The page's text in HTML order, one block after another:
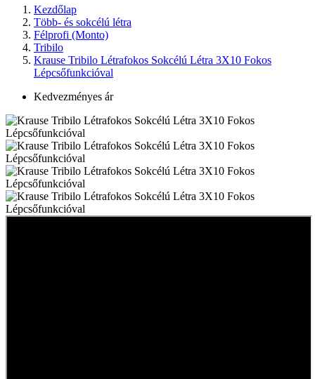
Kezdőlap
Több- és sokcélú létra
Félprofi (Monto)
Tribilo
Krause Tribilo Létrafokos Sokcélú Létra 3X10 Fokos
Lépcsőfunkcióval
Kedvezményes ár